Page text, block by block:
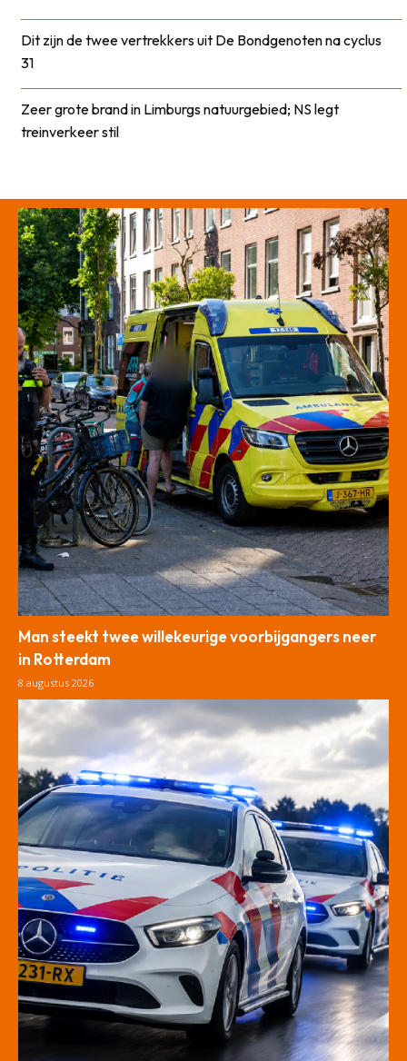
Dit zijn de twee vertrekkers uit De Bondgenoten na cyclus
31
Zeer grote brand in Limburgs natuurgebied; NS legt
treinverkeer stil
Man steekt twee willekeurige voorbijgangers neer
in Rotterdam
8 augustus 2026